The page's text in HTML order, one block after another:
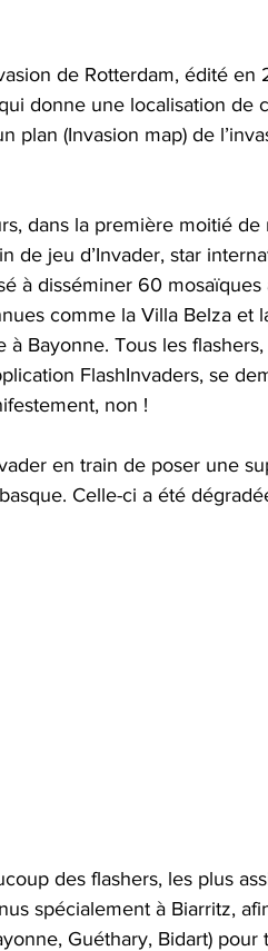
de Rotterdam, édité en
donne une localisation
plan (Invasion map) de
dans la première moitié
de jeu d’Invader, star
à disséminer 60
comme la Villa Belza et
Bayonne. Tous les
FlashInvaders, se
non !
en train de poser une
Celle-ci a été
des flashers, les plus
spécialement à Biarritz,
Guéthary, Bidart)